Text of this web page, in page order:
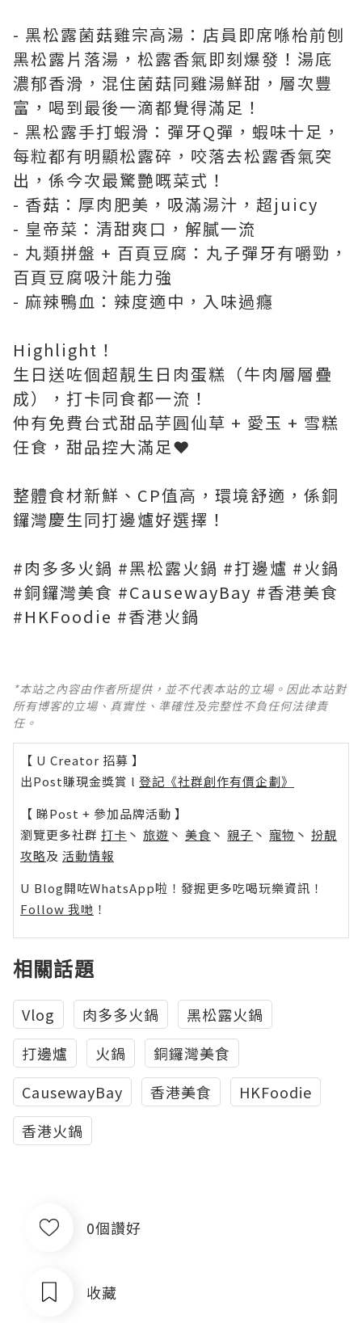
- 黑松露菌菇雞宗高湯：店員即席喺枱前刨
黑松露片落湯，松露香氣即刻爆發！湯底
濃郁香滑，混住菌菇同雞湯鮮甜，層次豐
富，喝到最後一滴都覺得滿足！
- 黑松露手打蝦滑：彈牙Q彈，蝦味十足，
每粒都有明顯松露碎，咬落去松露香氣突
出，係今次最驚艷嘅菜式！
- 香菇：厚肉肥美，吸滿湯汁，超juicy
- 皇帝菜：清甜爽口，解膩一流
- 丸類拼盤 + 百頁豆腐：丸子彈牙有嚼勁，
百頁豆腐吸汁能力強
- 麻辣鴨血：辣度適中，入味過癮
Highlight！
生日送咗個超靚生日肉蛋糕（牛肉層層疊
成），打卡同食都一流！
仲有免費台式甜品芋圓仙草 + 愛玉 + 雪糕
任食，甜品控大滿足❤️
整體食材新鮮、CP值高，環境舒適，係銅
鑼灣慶生同打邊爐好選擇！
#肉多多火鍋 #黑松露火鍋 #打邊爐 #火鍋
#銅鑼灣美食 #CausewayBay #香港美食
#HKFoodie #香港火鍋
*本站之內容由作者所提供，並不代表本站的立場。因此本站對
所有博客的立場、真實性、準確性及完整性不負任何法律責
任。
【 U Creator 招募 】
出Post賺現金獎賞 l 登記《社群創作有價企劃》
【 睇Post + 參加品牌活動 】
瀏覽更多社群 打卡 丶 旅遊 丶 美食 丶 親子 丶 寵物 丶 扮靚
攻略及 活動情報
U Blog開咗WhatsApp啦！發掘更多吃喝玩樂資訊！
Follow 我哋 ！
相關話題
Vlog 肉多多火鍋
黑松露火鍋
打邊爐
火鍋
銅鑼灣美食
CausewayBay
香港美食
HKFoodie
香港火鍋
0個讚好
收藏